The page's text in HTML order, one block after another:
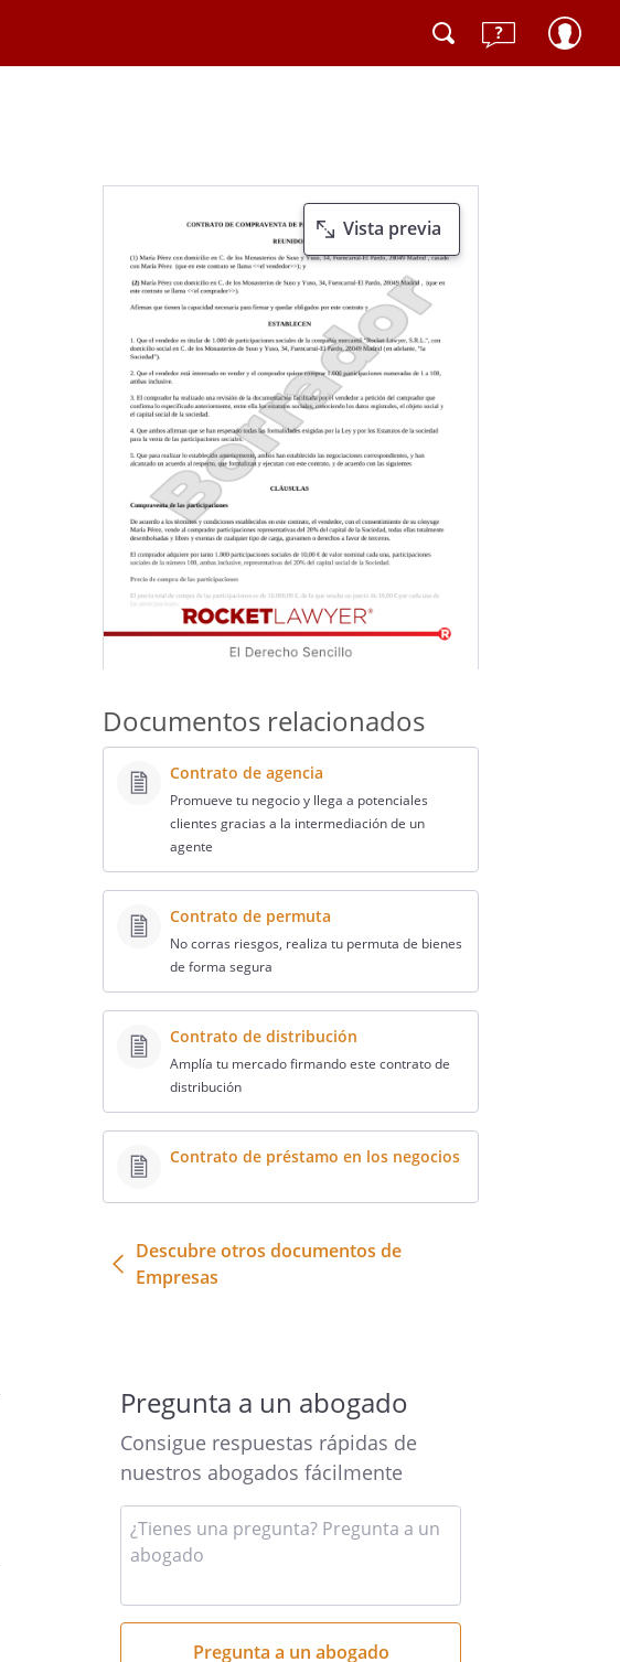
Vista previa
Documentos relacionados
Contrato de agencia
Promueve tu negocio y llega a potenciales
clientes gracias a la intermediación de un
agente
Contrato de permuta
No corras riesgos, realiza tu permuta de bienes
de forma segura
Contrato de distribución
Amplía tu mercado firmando este contrato de
distribución
Contrato de préstamo en los negocios
Descubre otros documentos de
Empresas
Pregunta a un abogado
Consigue respuestas rápidas de
nuestros abogados fácilmente
tu
pregunta